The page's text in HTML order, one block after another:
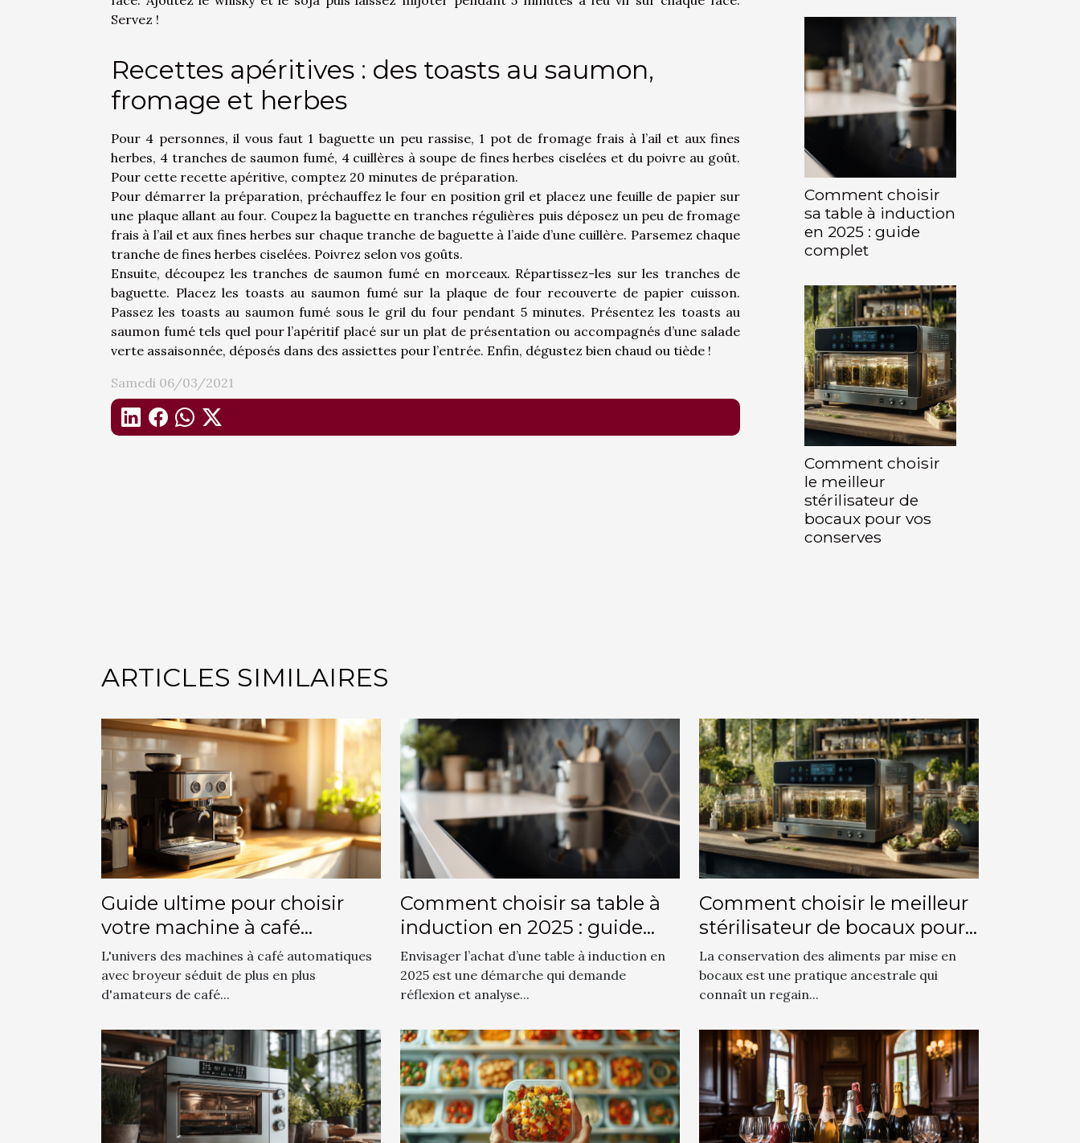
Servez !
Recettes apéritives : des toasts au saumon,
fromage et herbes
Pour 4 personnes, il vous faut 1 baguette un peu rassise, 1 pot de fromage frais à l’ail et aux fines
herbes, 4 tranches de saumon fumé, 4 cuillères à soupe de fines herbes ciselées et du poivre au goût.
Pour cette recette apéritive, comptez 20 minutes de préparation.
Pour démarrer la préparation, préchauffez le four en position gril et placez une feuille de papier sur
une plaque allant au four. Coupez la baguette en tranches régulières puis déposez un peu de fromage
frais à l’ail et aux fines herbes sur chaque tranche de baguette à l’aide d’une cuillère. Parsemez chaque
tranche de fines herbes ciselées. Poivrez selon vos goûts.
Ensuite, découpez les tranches de saumon fumé en morceaux. Répartissez-les sur les tranches de
baguette. Placez les toasts au saumon fumé sur la plaque de four recouverte de papier cuisson.
Passez les toasts au saumon fumé sous le gril du four pendant 5 minutes. Présentez les toasts au
saumon fumé tels quel pour l’apéritif placé sur un plat de présentation ou accompagnés d’une salade
verte assaisonnée, déposés dans des assiettes pour l’entrée. Enfin, dégustez bien chaud ou tiède !
Samedi 06/03/2021
Comment choisir
sa table à induction
en 2025 : guide
complet
Comment choisir
le meilleur
stérilisateur de
bocaux pour vos
conserves
ARTICLES SIMILAIRES
Guide ultime pour choisir
votre machine à café
automatique avec broyeur
L'univers des machines à café automatiques
avec broyeur séduit de plus en plus
d'amateurs de café...
Comment choisir sa table à
induction en 2025 : guide
complet
Envisager l’achat d’une table à induction en
2025 est une démarche qui demande
réflexion et analyse...
Comment choisir le meilleur
stérilisateur de bocaux pour
vos conserves
La conservation des aliments par mise en
bocaux est une pratique ancestrale qui
connaît un regain...